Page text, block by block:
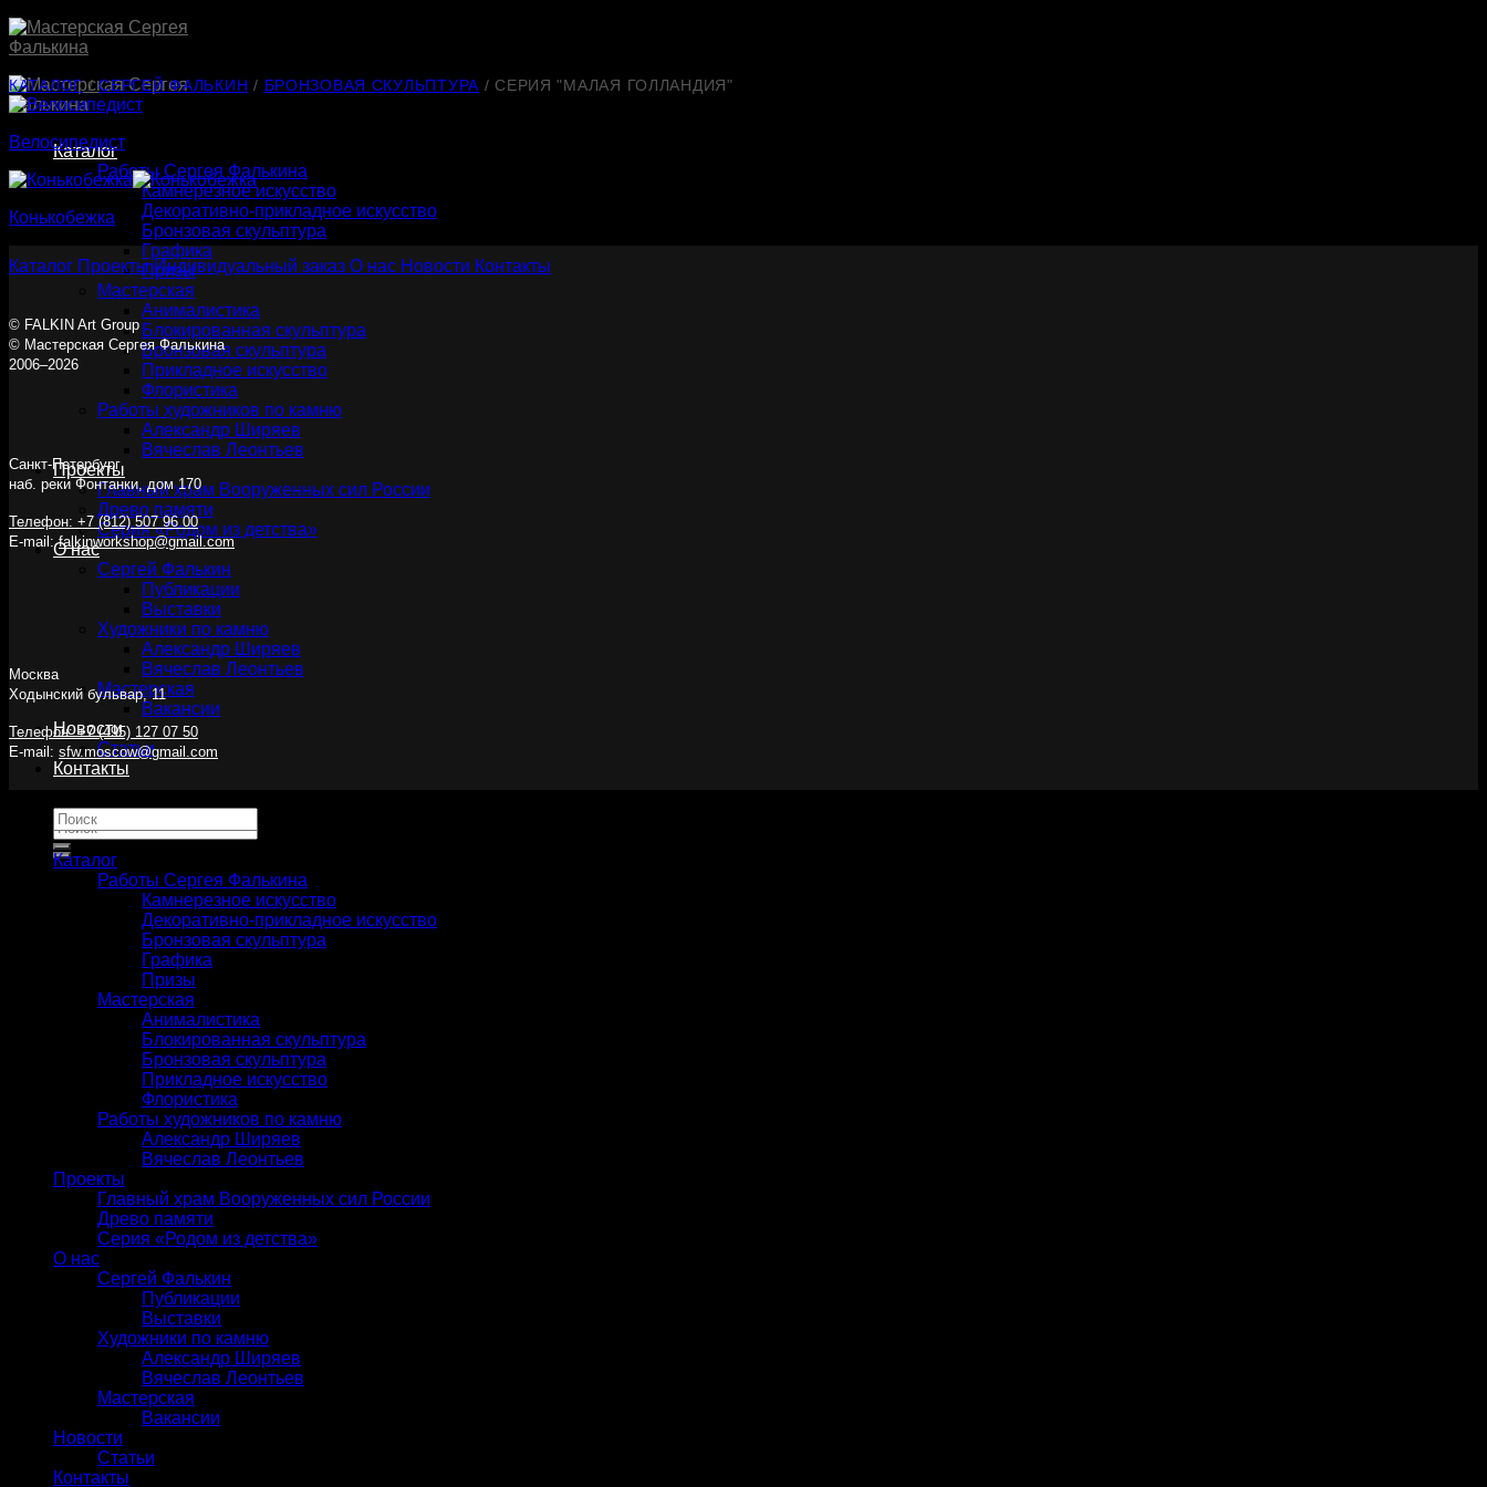
Skip
to
content
Каталог
Работы Сергея Фалькина
Камнерезное искусство
Декоративно-прикладное искусство
Бронзовая скульптура
Графика
Призы
Мастерская
Анималистика
Блокированная скульптура
Бронзовая скульптура
Прикладное искусство
Флористика
Работы художников по камню
Александр Ширяев
Вячеслав Леонтьев
Проекты
Главный храм Вооруженных сил России
Древо памяти
Серия «Родом из детства»
О нас
Сергей Фалькин
Публикации
Выставки
Художники по камню
Александр Ширяев
Вячеслав Леонтьев
Мастерская
Вакансии
Новости
Статьи
Контакты
Искать:
КАТАЛОГ / СЕРГЕЙ ФАЛЬКИН / БРОНЗОВАЯ СКУЛЬПТУРА / СЕРИЯ "МАЛАЯ ГОЛЛАНДИЯ"
Велосипедист
Конькобежка
Каталог Проекты Индивидуальный заказ О нас Новости Контакты
© FALKIN Art Group
© Мастерская Сергея Фалькина
2006–2026
Санкт-Петербург
наб. реки Фонтанки, дом 170
Телефон: +7 (812) 507 96 00
E-mail:falkinworkshop@gmail.com
Москва
Ходынский бульвар, 11
Телефон: +7 (495) 127 07 50
E-mail: sfw.moscow@gmail.com
Искать:
Каталог
Работы Сергея Фалькина
Камнерезное искусство
Декоративно-прикладное искусство
Бронзовая скульптура
Графика
Призы
Мастерская
Анималистика
Блокированная скульптура
Бронзовая скульптура
Прикладное искусство
Флористика
Работы художников по камню
Александр Ширяев
Вячеслав Леонтьев
Проекты
Главный храм Вооруженных сил России
Древо памяти
Серия «Родом из детства»
О нас
Сергей Фалькин
Публикации
Выставки
Художники по камню
Александр Ширяев
Вячеслав Леонтьев
Мастерская
Вакансии
Новости
Статьи
Контакты